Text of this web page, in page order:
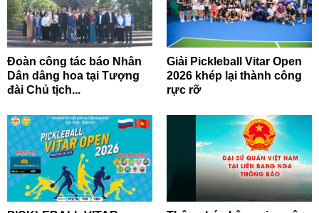
Đoàn công tác báo Nhân
Dân dâng hoa tại Tượng
đài Chủ tịch...
Giải Pickleball Vitar Open
2026 khép lại thành công
rực rỡ